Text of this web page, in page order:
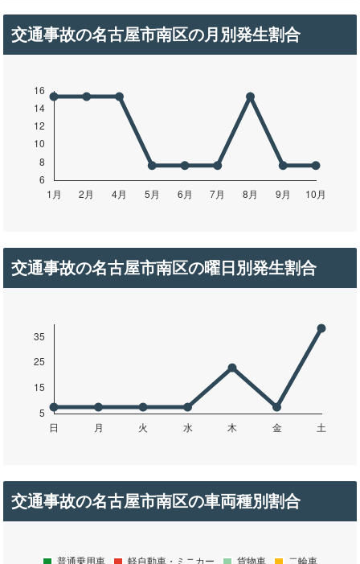
交通事故の名古屋市南区の月別発生割合
交通事故の名古屋市南区の曜日別発生割合
交通事故の名古屋市南区の車両種別割合